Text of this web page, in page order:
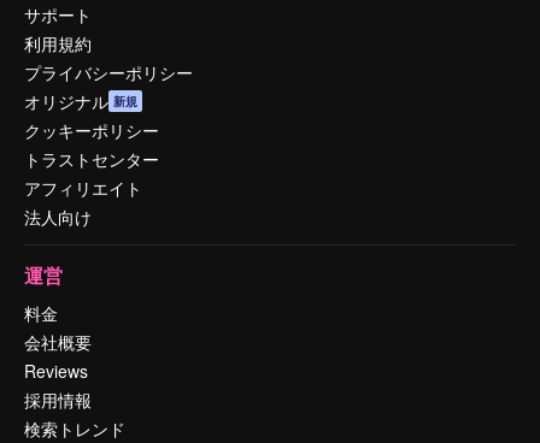
サポート
利用規約
プライバシーポリシー
オリジナル 新規
クッキーポリシー
トラストセンター
アフィリエイト
法人向け
運営
料金
会社概要
Reviews
採用情報
検索トレンド